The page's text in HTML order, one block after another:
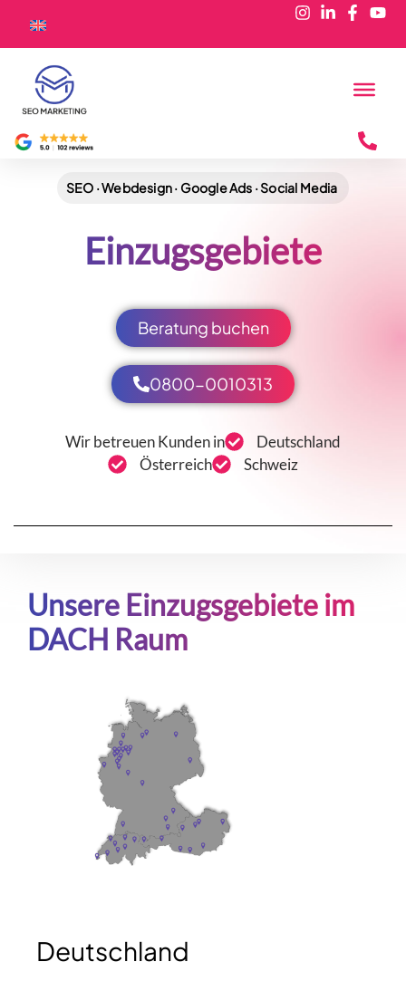
SEO · Webdesign · Google Ads · Social Media
Einzugsgebiete
Beratung buchen
0800-0010313
Wir betreuen Kunden in
Deutschland
Österreich
Schweiz
Unsere Einzugsgebiete im
DACH Raum
Deutschland